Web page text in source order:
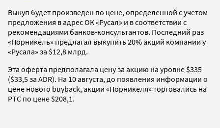
Выкуп будет произведен по цене, определенной с учетом
предложения в адрес ОК «Русал» и в соответствии с
рекомендациями банков-консультантов. Последний раз
«Норникель» предлагал выкупить 20% акций компании у
«Русала» за $12,8 млрд.
Эта оферта предполагала цену за акцию на уровне $335
($33,5 за ADR). На 10 августа, до появления информации о
цене нового buyback, акции «Норникеля» торговались на
РТС по цене $208,1.